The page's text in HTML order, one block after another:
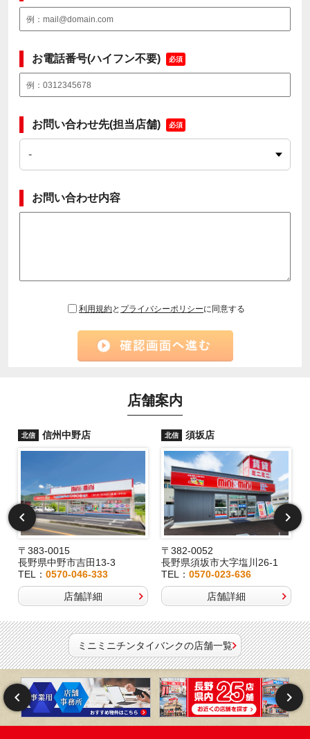
お電話番号(ハイフン不要) 必須
お問い合わせ先(担当店舗) 必須
お問い合わせ内容
利用規約と プライバシーポリシーに同意する
店舗案内
北信 信州中野店
〒383-0015
長野県中野市吉田13-3
TEL： 0570-046-333
店舗詳細
北信 須坂店
〒382-0052
長野県須坂市大字塩川26-1
TEL：0570-023-636
店舗詳細
ミニミニチンタイバンクの店舗一覧